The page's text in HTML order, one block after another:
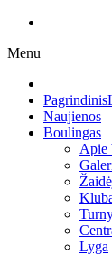
Menu
Pagrindinis
Naujienos
Boulingas
Apie
Lyga